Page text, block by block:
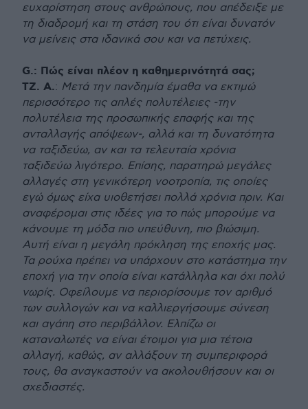
ευχαρίστηση στους ανθρώπους, που απέδειξε με
τη διαδρομή και τη στάση του ότι είναι δυνατόν
να μείνεις στα ιδανικά σου και να πετύχεις.
G.: Πώς είναι πλέον η καθημερινότητά σας;
ΤΖ. Α.: Μετά την πανδημία έμαθα να εκτιμώ
περισσότερο τις απλές πολυτέλειες -την
πολυτέλεια της προσωπικής επαφής και της
ανταλλαγής απόψεων-, αλλά και τη δυνατότητα
να ταξιδεύω, αν και τα τελευταία χρόνια
ταξιδεύω λιγότερο. Επίσης, παρατηρώ μεγάλες
αλλαγές στη γενικότερη νοοτροπία, τις οποίες
εγώ όμως είχα υιοθετήσει πολλά χρόνια πριν. Και
αναφέρομαι στις ιδέες για το πώς μπορούμε να
κάνουμε τη μόδα πιο υπεύθυνη, πιο βιώσιμη.
Αυτή είναι η μεγάλη πρόκληση της εποχής μας.
Τα ρούχα πρέπει να υπάρχουν στο κατάστημα την
εποχή για την οποία είναι κατάλληλα και όχι πολύ
νωρίς. Οφείλουμε να περιορίσουμε τον αριθμό
των συλλογών και να καλλιεργήσουμε σύνεση
και αγάπη στο περιβάλλον. Ελπίζω οι
καταναλωτές να είναι έτοιμοι για μια τέτοια
αλλαγή, καθώς, αν αλλάξουν τη συμπεριφορά
τους, θα αναγκαστούν να ακολουθήσουν και οι
σχεδιαστές.